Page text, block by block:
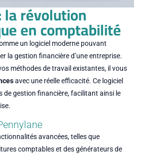
révolution
en comptabilité
un logiciel moderne pouvant
la gestion financière d’une entreprise.
méthodes de travail existantes, il vous
avec une réelle efficacité. Ce logiciel
de gestion financière, facilitant ainsi le
avancées, telles que
comptables et des générateurs de